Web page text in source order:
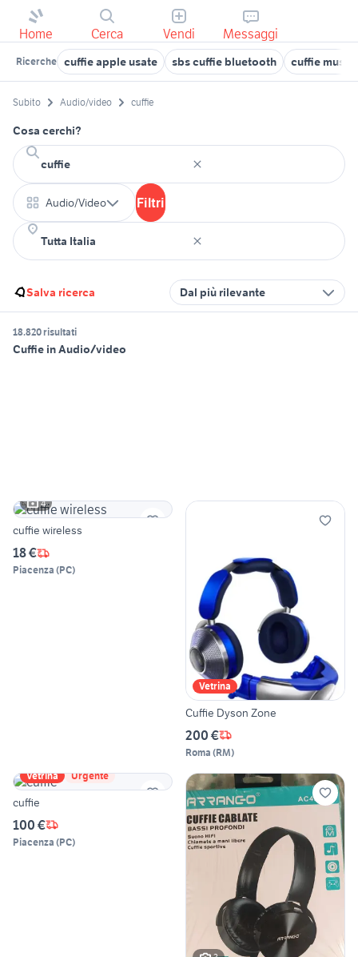
Home Cerca Vendi Messaggi
Ricerche cuffie apple usate sbs cuffie bluetooth cuffie
Subito Audio/video cuffie
Cosa cerchi?
Audio/Video Filtri
Salva ricerca Dal più rilevante
18.820 risultati
Cuffie in Audio/video
4
cuffie wireless
18 €
Piacenza (PC)
Vetrina
Cuffie Dyson Zone
200 €
Roma (RM)
Vetrina
Urgente
cuffie
100 €
Piacenza (PC)